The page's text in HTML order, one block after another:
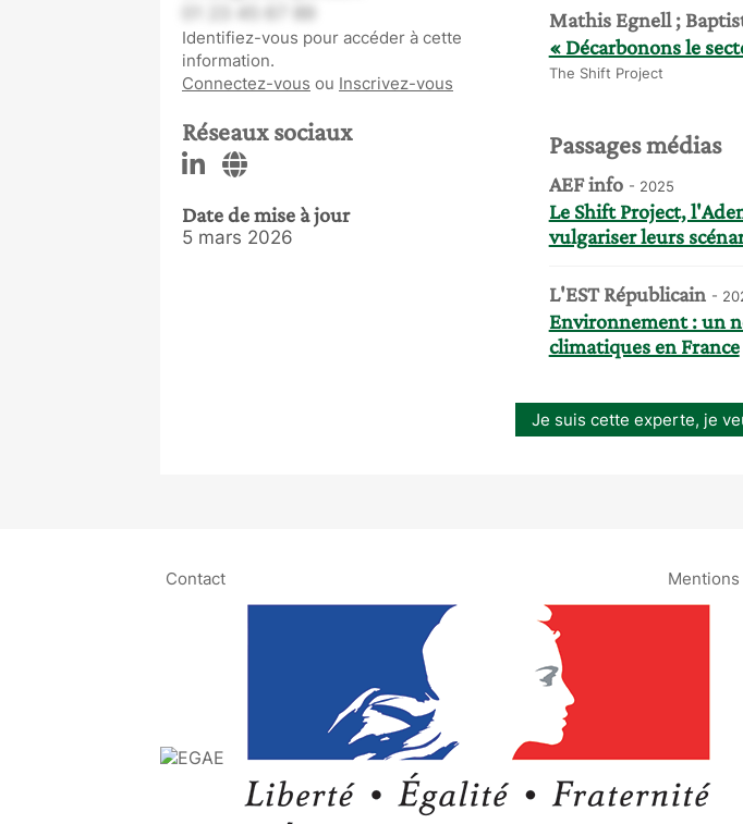
Identifiez-vous pour accéder à cette
information.
Connectez-vous ou Inscrivez-vous
Réseaux sociaux
Date de mise à jour
5 mars 2026
Mathis Egnell ;
« Décarbonons le
The Shift Project
Passages médias
AEF info - 2025
Le Shift Project,
vulgariser leurs
L'EST Républicain -
Environnement : un
climatiques en France
Je suis cette experte, je
Contact